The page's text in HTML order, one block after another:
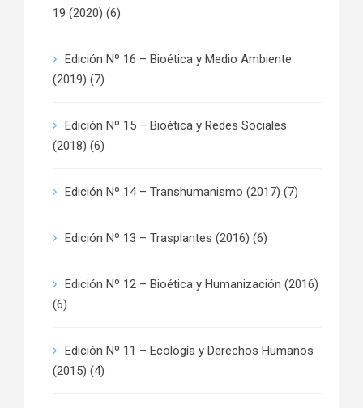
19 (2020) (6)
Edición Nº 16 – Bioética y Medio Ambiente
(2019) (7)
Edición Nº 15 – Bioética y Redes Sociales
(2018) (6)
Edición Nº 14 – Transhumanismo (2017) (7)
Edición Nº 13 – Trasplantes (2016) (6)
Edición Nº 12 – Bioética y Humanización (2016)
(6)
Edición Nº 11 – Ecología y Derechos Humanos
(2015) (4)